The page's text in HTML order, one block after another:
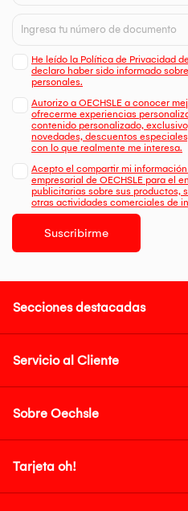
He leído la Política de Privacidad
declaro haber sido informado
personales.
Autorizo a OECHSLE a conocer
ofrecerme experiencias
contenido personalizado,
novedades, descuentos
con lo que realmente me interesa.
Acepto el compartir mi
empresarial de OECHSLE para el
publicitarias sobre sus productos,
otras actividades comerciales de
Suscribirme
Secciones destacadas
Servicio al Cliente
Sobre Oechsle
Tarjeta oh!